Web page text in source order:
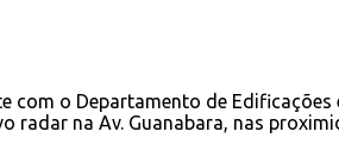
o Departamento de
na Av. Guanabara, nas